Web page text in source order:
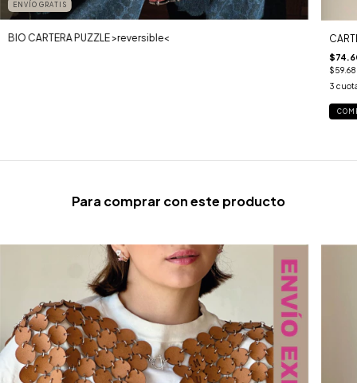
ENVÍO GRATIS
BIO CARTERA PUZZLE >reversible<
3
Para comprar con este producto